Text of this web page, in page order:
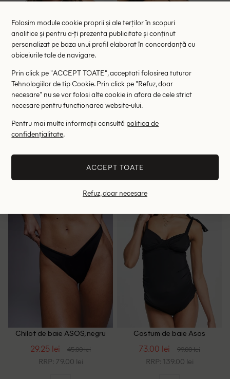
Chilot de baie We Are We
Wear Plus Size, negru/maro
24.70 lei
56-58
Chilot de baie AsYou, negru
Chilot de baie ASOS, negru
29.25 lei 45.00 lei
RRP: 79.00 lei
Costum de baie Asos
73.00 lei 99.00 lei
RRP: 139.00 lei
Folosim module cookie proprii și ale terților în scopuri
analitice și pentru a-ți prezenta publicitate și conținut
personalizat pe baza unui profil elaborat în concordanță cu
obiceiurile tale de navigare.
Prin click pe "ACCEPT TOATE", acceptati folosirea tuturor
Tehnologiilor de tip Cookie. Prin click pe "Refuz, doar
necesare" nu se vor folosi alte cookie in afara de cele strict
necesare pentru functionarea website-ului.
Pentru mai multe informații consultă politica de
confidențialitate.
ACCEPT TOATE
Refuz, doar necesare